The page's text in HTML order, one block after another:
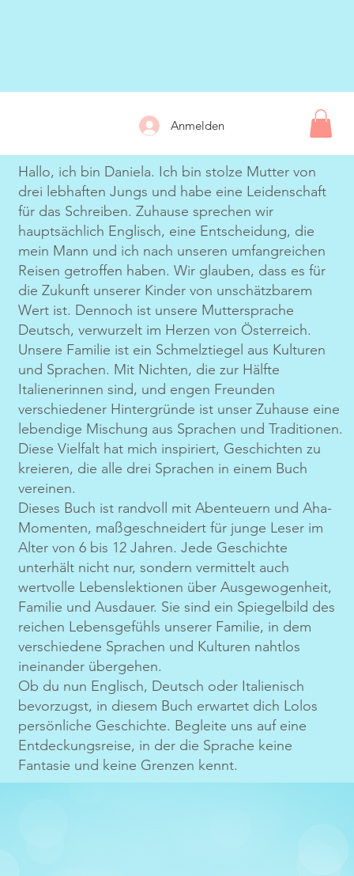
Anmelden
Hallo, ich bin Daniela. Ich bin stolze Mutter von
drei lebhaften Jungs und habe eine Leidenschaft
für das Schreiben. Zuhause sprechen wir
hauptsächlich Englisch, eine Entscheidung, die
mein Mann und ich nach unseren umfangreichen
Reisen getroffen haben. Wir glauben, dass es für
die Zukunft unserer Kinder von unschätzbarem
Wert ist. Dennoch ist unsere Muttersprache
Deutsch, verwurzelt im Herzen von Österreich.
Unsere Familie ist ein Schmelztiegel aus Kulturen
und Sprachen. Mit Nichten, die zur Hälfte
Italienerinnen sind, und engen Freunden
verschiedener Hintergründe ist unser Zuhause eine
lebendige Mischung aus Sprachen und Traditionen.
Diese Vielfalt hat mich inspiriert, Geschichten zu
kreieren, die alle drei Sprachen in einem Buch
vereinen.
Dieses Buch ist randvoll mit Abenteuern und Aha-
Momenten, maßgeschneidert für junge Leser im
Alter von 6 bis 12 Jahren. Jede Geschichte
unterhält nicht nur, sondern vermittelt auch
wertvolle Lebenslektionen über Ausgewogenheit,
Familie und Ausdauer. Sie sind ein Spiegelbild des
reichen Lebensgefühls unserer Familie, in dem
verschiedene Sprachen und Kulturen nahtlos
ineinander übergehen.
Ob du nun Englisch, Deutsch oder Italienisch
bevorzugst, in diesem Buch erwartet dich Lolos
persönliche Geschichte. Begleite uns auf eine
Entdeckungsreise, in der die Sprache keine
Fantasie und keine Grenzen kennt.